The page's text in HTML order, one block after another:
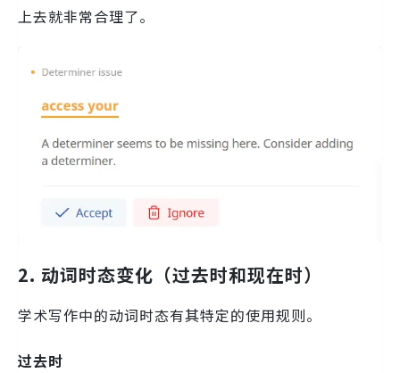
上去就非常合理了。
2. 动词时态变化（过去时和现在时）
学术写作中的动词时态有其特定的使用规则。
过去时